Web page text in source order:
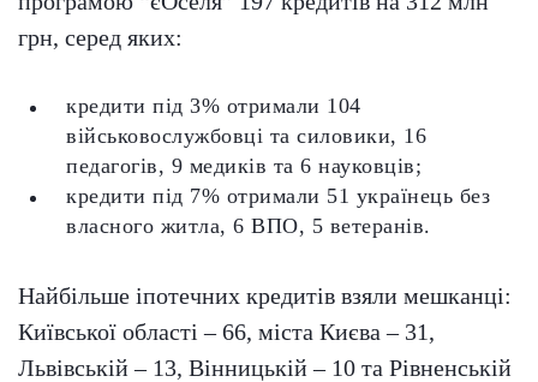
грн, серед яких:
кредити під 3% отримали 104
військовослужбовці та силовики, 16
педагогів, 9 медиків та 6 науковців;
кредити під 7% отримали 51 українець без
власного житла, 6 ВПО, 5 ветеранів.
Найбільше іпотечних кредитів взяли мешканці:
Київської області – 66, міста Києва – 31,
Львівській – 13, Вінницькій – 10 та Рівненській